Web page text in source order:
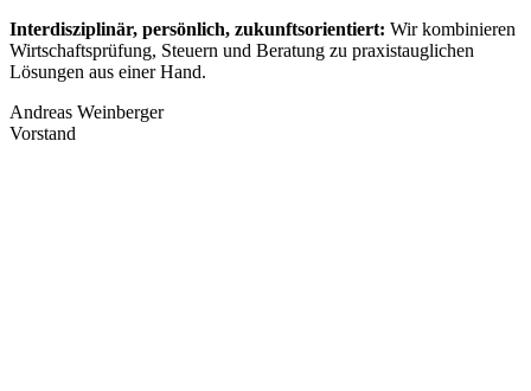
Interdisziplinär, persönlich, zukunftsorientiert: Wir kombinieren
Wirtschaftsprüfung, Steuern und Beratung zu praxistauglichen
Lösungen aus einer Hand.
Andreas Weinberger
Vorstand